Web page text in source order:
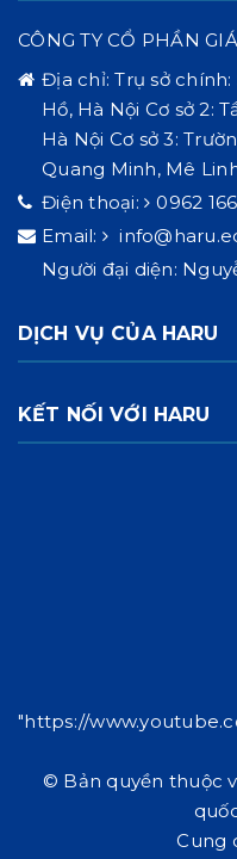
CÔNG TY CỔ PHẦN
Địa chỉ:Trụ sở chính:
Hồ, Hà Nội Cơ sở 2:
Hà Nội Cơ sở 3:
Quang Minh, Mê
Điện thoại:
0962
Email:
Người đại diện:
DỊCH VỤ CỦA HARU
KẾT NỐI VỚI HARU
"https://
© Bản quyền thuộc
Cung